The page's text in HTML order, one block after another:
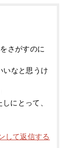
さがすのに
いなと思うけ
にとって、
して返信する